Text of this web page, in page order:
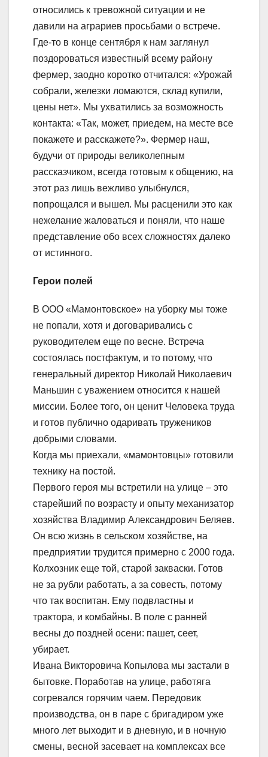
относились к тревожной ситуации и не
давили на аграриев просьбами о встрече.
Где-то в конце сентября к нам заглянул
поздороваться известный всему району
фермер, заодно коротко отчитался: «Урожай
собрали, железки ломаются, склад купили,
цены нет». Мы ухватились за возможность
контакта: «Так, может, приедем, на месте все
покажете и расскажете?». Фермер наш,
будучи от природы великолепным
рассказчиком, всегда готовым к общению, на
этот раз лишь вежливо улыбнулся,
попрощался и вышел. Мы расценили это как
нежелание жаловаться и поняли, что наше
представление обо всех сложностях далеко
от истинного.
Герои полей
В ООО «Мамонтовское» на уборку мы тоже
не попали, хотя и договаривались с
руководителем еще по весне. Встреча
состоялась постфактум, и то потому, что
генеральный директор Николай Николаевич
Маньшин с уважением относится к нашей
миссии. Более того, он ценит Человека труда
и готов публично одаривать тружеников
добрыми словами.
Когда мы приехали, «мамонтовцы» готовили
технику на постой.
Первого героя мы встретили на улице – это
старейший по возрасту и опыту механизатор
хозяйства Владимир Александрович Беляев.
Он всю жизнь в сельском хозяйстве, на
предприятии трудится примерно с 2000 года.
Колхозник еще той, старой закваски. Готов
не за рубли работать, а за совесть, потому
что так воспитан. Ему подвластны и
трактора, и комбайны. В поле с ранней
весны до поздней осени: пашет, сеет,
убирает.
Ивана Викторовича Копылова мы застали в
бытовке. Поработав на улице, работяга
согревался горячим чаем. Передовик
производства, он в паре с бригадиром уже
много лет выходит и в дневную, и в ночную
смены, весной засевает на комплексах все